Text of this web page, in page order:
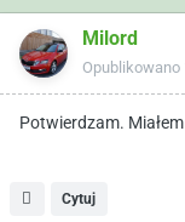
Milord
Opublikowano
Potwierdzam.
Cytuj